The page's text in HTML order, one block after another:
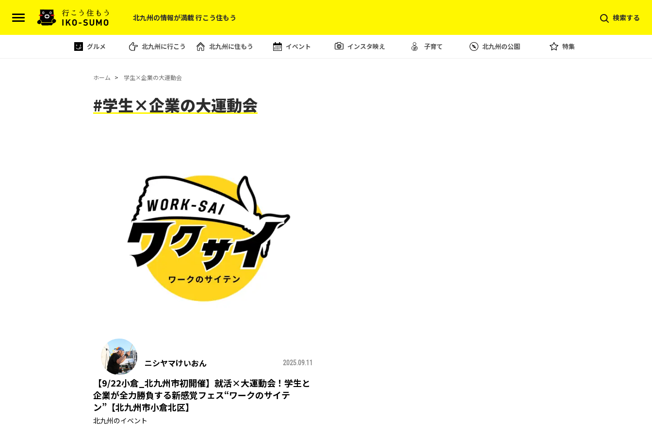
北九州の情報が満載 行こう住もう 検索する
グルメ 北九州に行こう 北九州に住もう イベント インスタ映え 子育て 北九州の公園 特集
ホーム 学生×企業の大運動会
#学生×企業の大運動会
ニシヤマけいおん 2025.09.11
【9/22小倉_北九州市初開催】就活×大運動会！学生と
企業が全力勝負する新感覚フェス“ワークのサイテ
ン”【北九州市小倉北区】
北九州のイベント